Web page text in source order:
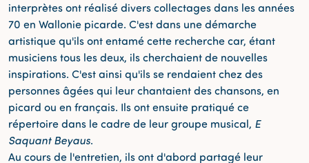
interprètes ont réalisé divers collectages dans les années
70 en Wallonie picarde. C'est dans une démarche
artistique qu'ils ont entamé cette recherche car, étant
musiciens tous les deux, ils cherchaient de nouvelles
inspirations. C'est ainsi qu'ils se rendaient chez des
personnes âgées qui leur chantaient des chansons, en
picard ou en français. Ils ont ensuite pratiqué ce
répertoire dans le cadre de leur groupe musical, E
Saquant Beyaus.
Au cours de l'entretien, ils ont d'abord partagé leur